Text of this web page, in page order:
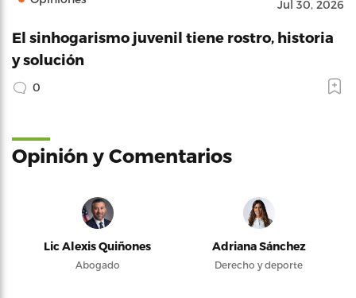
Jul 30, 2026
El sinhogarismo juvenil tiene rostro, historia
y solución
0
Opinión y Comentarios
Lic Alexis Quiñones
Abogado
Adriana Sánchez
Derecho y deporte